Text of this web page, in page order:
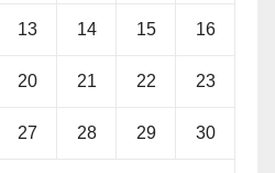
13 14 15 16
20 21 22 23
27 28 29 30